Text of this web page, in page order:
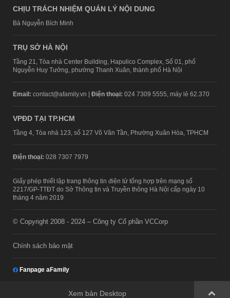
CHỊU TRÁCH NHIỆM QUẢN LÝ NỘI DUNG
Bà Nguyễn Bích Minh
TRỤ SỞ HÀ NỘI
Tầng 21, Tòa nhà Center Building, Hapulico Complex, Số 01, phố
Nguyễn Huy Tưởng, phường Thanh Xuân, thành phố Hà Nội
Email: contact@afamily.vn | Điện thoại: 024 7309 5555, máy lẻ 62.370
VPĐD TẠI TP.HCM
Tầng 4, Tòa nhà 123, số 127 Võ Văn Tần, Phường Xuân Hòa, TPHCM
Điện thoại: 028 7307 7979
Giấy phép thiết lập trang thông tin điện tử tổng hợp trên mạng số
2217/GP-TTĐT do Sở Thông tin và Truyền thông Hà Nội cấp ngày 10
tháng 4 năm 2019
© Copyright 2008 - 2024 – Công ty Cổ phần VCCorp
Chính sách bảo mật
Fanpage aFamily
Xem bản Desktop